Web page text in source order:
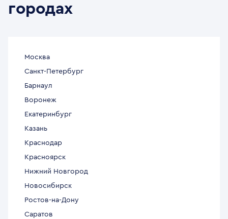
городах
Москва
Санкт-Петербург
Барнаул
Воронеж
Екатеринбург
Казань
Краснодар
Красноярск
Нижний Новгород
Новосибирск
Ростов-на-Дону
Саратов